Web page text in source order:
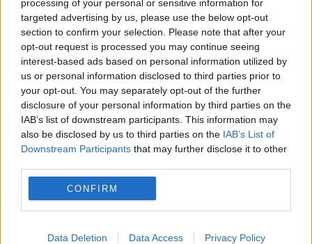
processing of your personal or sensitive information for
targeted advertising by us, please use the below opt-out
section to confirm your selection. Please note that after your
opt-out request is processed you may continue seeing
interest-based ads based on personal information utilized by
us or personal information disclosed to third parties prior to
your opt-out. You may separately opt-out of the further
disclosure of your personal information by third parties on the
IAB’s list of downstream participants. This information may
also be disclosed by us to third parties on the IAB’s List of
Downstream Participants that may further disclose it to other
CONFIRM
Data Deletion Data Access Privacy Policy
MONDEN
altar o tiară cu istorie regală